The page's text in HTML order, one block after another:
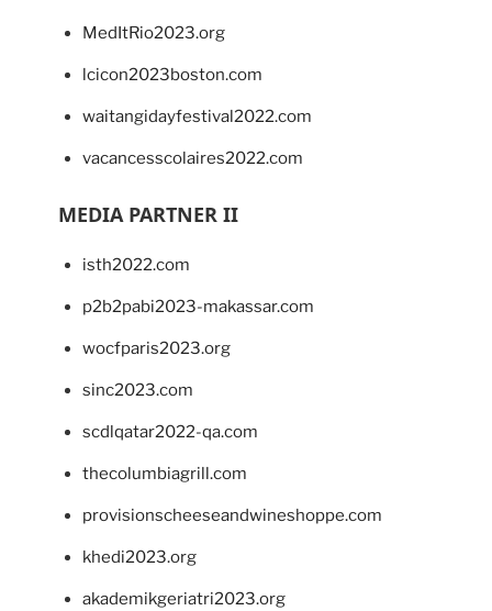
MedItRio2023.org
lcicon2023boston.com
waitangidayfestival2022.com
vacancesscolaires2022.com
MEDIA PARTNER II
isth2022.com
p2b2pabi2023-makassar.com
wocfparis2023.org
sinc2023.com
scdlqatar2022-qa.com
thecolumbiagrill.com
provisionscheeseandwineshoppe.com
khedi2023.org
akademikgeriatri2023.org